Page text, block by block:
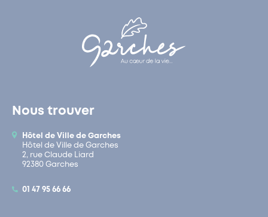
Nous trouver
Hôtel de Ville de Garches
Hôtel de Ville de Garches
2, rue Claude Liard
92380 Garches
01 47 95 66 66